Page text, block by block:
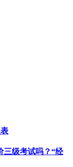
级考试吗？“经